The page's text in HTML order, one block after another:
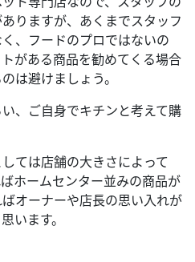
りますが、あくまでスタッフ
、フードのプロではないの
がある商品を勧めてくる場合
は避けましょう。
、ご自身でキチンと考えて購
ては店舗の大きさによって
ホームセンター並みの商品が
オーナーや店長の思い入れが
います。